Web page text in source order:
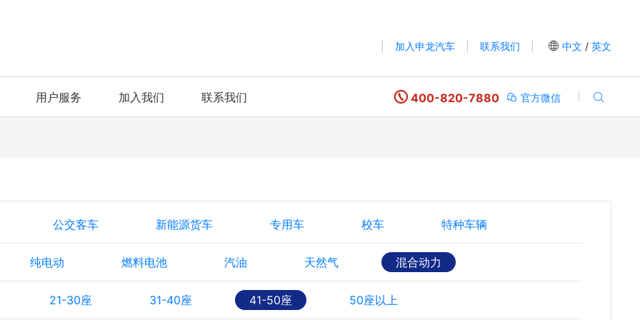
加入申龙汽车 联系我们 中文 / 英文
用户服务 加入我们 联系我们 400-820-7880 官方微信
公交客车 新能源货车 专用车 校车 特种车辆
纯电动 燃料电池 汽油 天然气 混合动力
21-30座 31-40座 41-50座 50座以上